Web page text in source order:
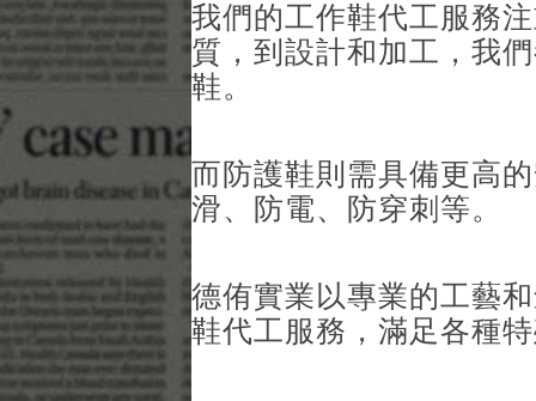
我們的工作鞋代工服務
質，到設計和加工，我
鞋。
而防護鞋則需具備更高
滑、防電、防穿刺等。
德侑實業以專業的工藝
鞋代工服務，滿足各種